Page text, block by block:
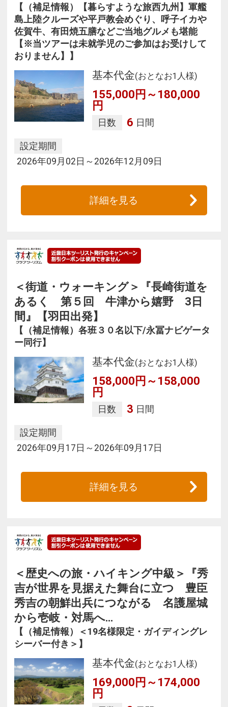
【（補足情報）【暮らすような旅西九州】軍艦
島上陸クルーズや平戸教会めぐり、呼子イカや
佐賀牛、有田焼五膳などご当地グルメも堪能
【※当ツアーは未就学児のご参加はお受けして
おりません】】
基本代金(おとなお1人様)
155,000円～180,000
円
日数 6 日間
設定期間
2026年09月02日～2026年12月09日
詳細を見る
＜街道・ウォーキング＞『長崎街道を
あるく 第５回 牛津から嬉野 3日
間』【羽田出発】
【（補足情報）各班３０名以下/永冨ナビゲータ
ー同行】
基本代金(おとなお1人様)
158,000円～158,000
円
日数 3 日間
設定期間
2026年09月17日～2026年09月17日
詳細を見る
＜歴史への旅・ハイキング中級＞『秀
吉が世界を見据えた舞台に立つ 豊臣
秀吉の朝鮮出兵につながる 名護屋城
から壱岐・対馬へ…
【（補足情報）＜19名様限定・ガイディングレ
シーバー付き＞】
基本代金(おとなお1人様)
169,000円～174,000
円